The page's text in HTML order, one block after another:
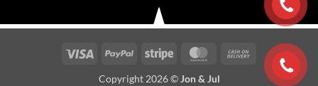
Visa PayPal Stripe MasterCardCash
On
Copyright 2026 © Jon & Jul